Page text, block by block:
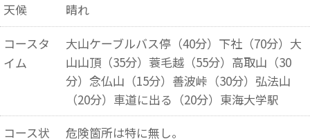
天候
晴れ
コースタ
イム
大山ケーブルバス停（40分）下社（70分）大
山山頂（35分）蓑毛越（55分）高取山（30
分）念仏山（15分）善波峠（30分）弘法山
（20分）車道に出る（20分）東海大学駅
コース状
危険箇所は特に無し。